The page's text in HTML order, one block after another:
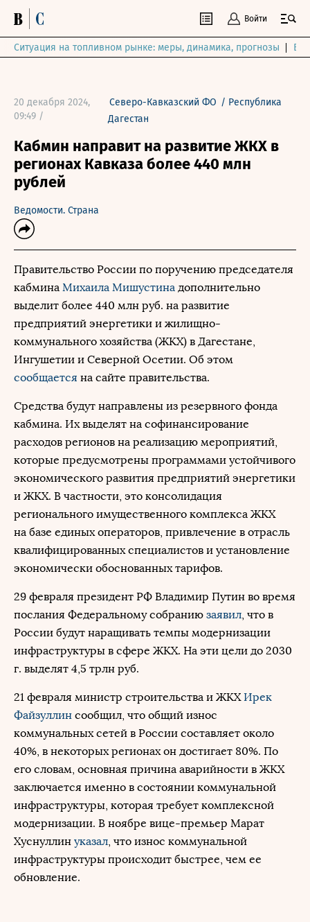
Войти
Ситуация на топливном рынке: меры, динамика, прогнозы
20 декабря 2024,
09:49 /
Северо-Кавказский ФО / Республика
Дагестан
Кабмин направит на развитие ЖКХ в
регионах Кавказа более 440 млн
рублей
Ведомости. Страна
Правительство России по поручению председателя
кабмина Михаила Мишустина дополнительно
выделит более 440 млн руб. на развитие
предприятий энергетики и жилищно-
коммунального хозяйства (ЖКХ) в Дагестане,
Ингушетии и Северной Осетии. Об этом
сообщается на сайте правительства.
Средства будут направлены из резервного фонда
кабмина. Их выделят на софинансирование
расходов регионов на реализацию мероприятий,
которые предусмотрены программами устойчивого
экономического развития предприятий энергетики
и ЖКХ. В частности, это консолидация
регионального имущественного комплекса ЖКХ
на базе единых операторов, привлечение в отрасль
квалифицированных специалистов и установление
экономически обоснованных тарифов.
29 февраля президент РФ Владимир Путин во время
послания Федеральному собранию заявил, что в
России будут наращивать темпы модернизации
инфраструктуры в сфере ЖКХ. На эти цели до 2030
г. выделят 4,5 трлн руб.
21 февраля министр строительства и ЖКХИрек
Файзуллин сообщил, что общий износ
коммунальных сетей в России составляет около
40%, в некоторых регионах он достигает 80%. По
его словам, основная причина аварийности в ЖКХ
заключается именно в состоянии коммунальной
инфраструктуры, которая требует комплексной
модернизации. В ноябре вице-премьер Марат
Хуснуллин указал, что износ коммунальной
инфраструктуры происходит быстрее, чем ее
обновление.